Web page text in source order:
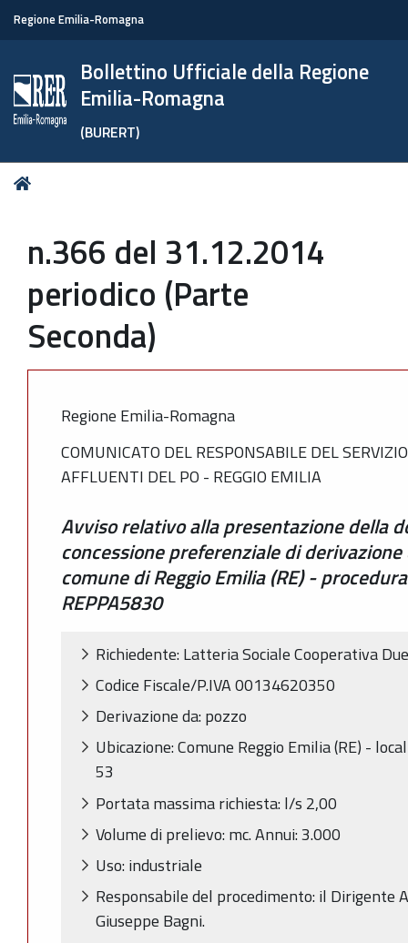
Regione Emilia-Romagna
Bollettino Ufficiale della Regione
Emilia-Romagna
(BURERT)
Tu
n.366 del 31.12.2014
periodico (Parte
Seconda)
Regione Emilia-Romagna
COMUNICATO DEL RESPONSABILE DEL
AFFLUENTI DEL PO - REGGIO EMILIA
Avviso relativo alla presentazione della
concessione preferenziale di
comune di Reggio Emilia (RE) -
REPPA5830
Richiedente: Latteria Sociale Cooperativa
Codice Fiscale/P.IVA 00134620350
Derivazione da: pozzo
Ubicazione: Comune Reggio Emilia (RE) -
53
Portata massima richiesta: l/s 2,00
Volume di prelievo: mc. Annui: 3.000
Uso: industriale
Responsabile del procedimento: il Dirigente
Giuseppe Bagni.